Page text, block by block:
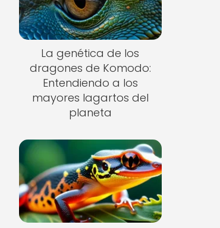
La genética de los
dragones de Komodo:
Entendiendo a los
mayores lagartos del
planeta